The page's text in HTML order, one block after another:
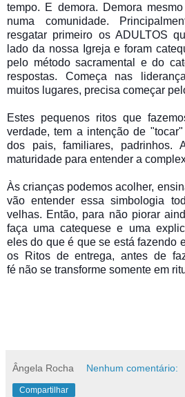
tempo. E demora. Demora
numa comunidade.
resgatar primeiro os ADULTOS
lado da nossa Igreja e foram
pelo método sacramental e do
respostas. Começa nas
muitos lugares, precisa começar
Estes pequenos ritos que
verdade, tem a intenção de
dos pais, familiares, padrinhos.
maturidade para entender a
Às crianças podemos acolher,
vão entender essa simbologia
velhas. Então, para não piorar
faça uma catequese e uma
eles do que é que se está fazendo
os Ritos de entrega, antes de
fé não se transforme somente em
Ângela Rocha Nenhum comentário:
Compartilhar